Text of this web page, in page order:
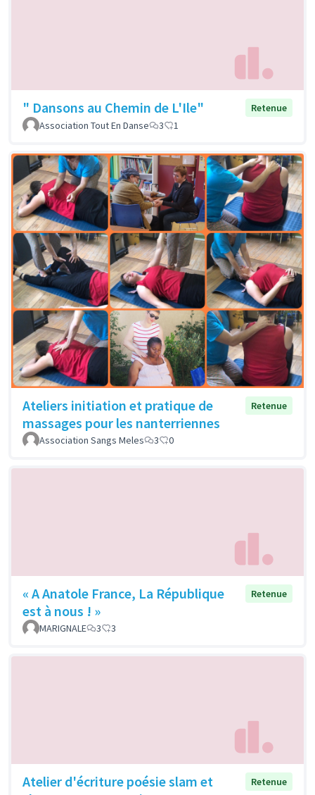
" Dansons au Chemin de L'Ile"
Retenue
Association Tout En Danse
3 1
Ateliers initiation et pratique de
massages pour les nanterriennes
Retenue
Association Sangs Meles 3 0
« A Anatole France, La République
est à nous ! »
Retenue
MARIGNALE 3 3
Atelier d'écriture poésie slam et
Retenue